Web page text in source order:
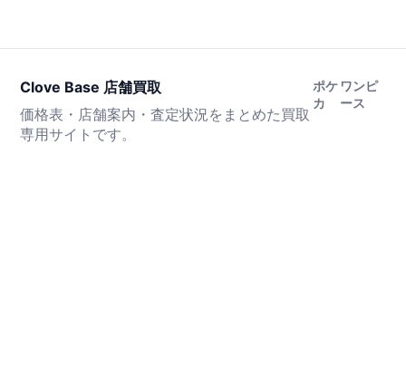
Clove Base 店舗買取
価格表・店舗案内・査定状況をまとめた買取
専用サイトです。
ポケ
カ
ワンピ
ース